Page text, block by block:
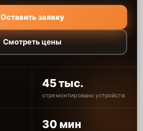
Оставить заявку
Смотреть цены
45 тыс.
отремонтировано устройств
30 мин